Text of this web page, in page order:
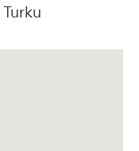
Turku